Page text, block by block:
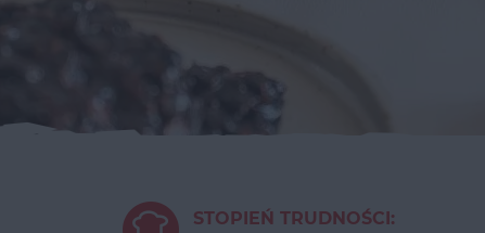
STOPIEŃ TRUDNOŚCI: